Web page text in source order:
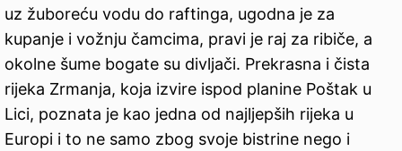
uz žuboreću vodu do raftinga, ugodna je za
kupanje i vožnju čamcima, pravi je raj za ribiče, a
okolne šume bogate su divljači. Prekrasna i čista
rijeka Zrmanja, koja izvire ispod planine Poštak u
Lici, poznata je kao jedna od najljepših rijeka u
Europi i to ne samo zbog svoje bistrine nego i